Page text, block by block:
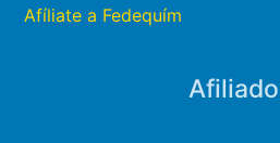
Afíliate a Fedequím